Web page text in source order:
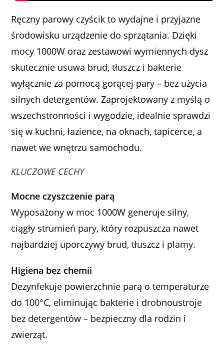
Ręczny parowy czyścik to wydajne i przyjazne
środowisku urządzenie do sprzątania. Dzięki
mocy 1000W oraz zestawowi wymiennych dysz
skutecznie usuwa brud, tłuszcz i bakterie
wyłącznie za pomocą gorącej pary – bez użycia
silnych detergentów. Zaprojektowany z myślą o
wszechstronności i wygodzie, idealnie sprawdzi
się w kuchni, łazience, na oknach, tapicerce, a
nawet we wnętrzu samochodu.
KLUCZOWE CECHY
Mocne czyszczenie parą
Wyposażony w moc 1000W generuje silny,
ciągły strumień pary, który rozpuszcza nawet
najbardziej uporczywy brud, tłuszcz i plamy.
Higiena bez chemii
Dezynfekuje powierzchnie parą o temperaturze
do 100°C, eliminując bakterie i drobnoustroje
bez detergentów – bezpieczny dla rodzin i
zwierząt.